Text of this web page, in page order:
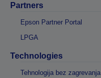
Partners
Epson Partner Portal
LPGA
Technologies
Tehnologija bez zagrevanja